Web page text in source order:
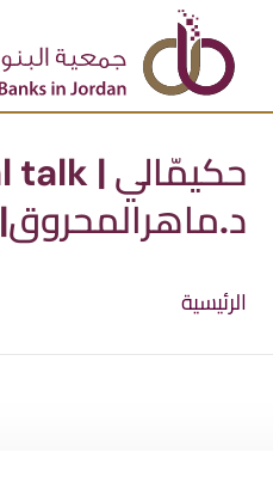
د.ماهرالمحروق|The Character behind the Name
الرئيسية